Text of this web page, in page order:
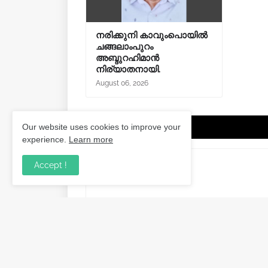
നരിക്കുനി കാവുംപൊയിൽ
ചങ്ങലാംപുറം
അബ്ദുറഹിമാൻ
നിര്യാതനായി.
August 06, 2026
Post a Comment
Our website uses cookies to improve your
experience. Learn more
Accept !